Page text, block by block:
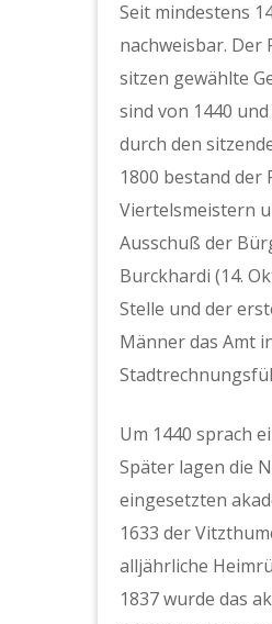
Seit mindestens
nachweisbar. Der
sitzen gewählte
sind von 1440
durch den
1800 bestand der
Viertelsmeistern
Ausschuß der
Burckhardi (14.
Stelle und der
Männer das Amt
Um 1440 sprach
Später lagen die
eingesetzten
1633 der
alljährliche
1837 wurde das